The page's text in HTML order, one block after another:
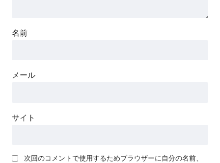
名前
メール
サイト
次回のコメントで使用するためブラウザーに自分の名前、